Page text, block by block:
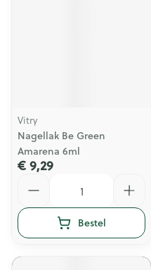
Vitry
Nagellak Be Green
Amarena 6ml
€ 9,29
Bestel